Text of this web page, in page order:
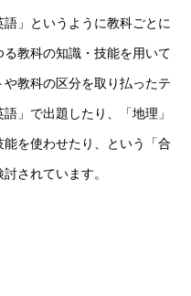
」というように教科ごとに
教科の知識・技能を用いて
教科の区分を取り払ったテ
」で出題したり、「地理」
を使わせたり、という「合
されています。